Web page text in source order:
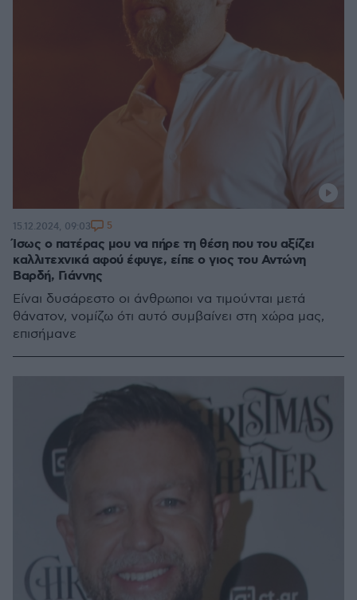
Ίσως ο πατέρας μου να πήρε τη θέση που του αξίζει
καλλιτεχνικά αφού έφυγε, είπε ο γιος του Αντώνη
Βαρδή, Γιάννης
Είναι δυσάρεστο οι άνθρωποι να τιμούνται μετά
θάνατον, νομίζω ότι αυτό συμβαίνει στη χώρα μας,
επισήμανε
15.12.2024, 09:03 5